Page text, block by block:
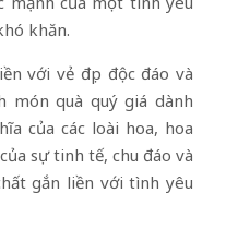
khăn.
với vẻ đẹp độc đáo và
món quà quý giá dành
của các loài hoa, hoa
sự tinh tế, chu đáo và
gắn liền với tình yêu